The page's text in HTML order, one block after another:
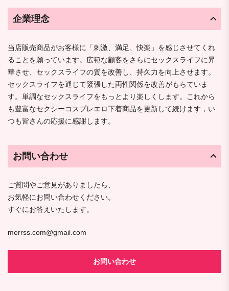
企業理念
当店販売商品がお客様に「刺激、満足、快楽」を感じさせてくれ
ることを願っています。広範な顧客をさらにセックスライフに昇
華させ、セックスライフの質を改善し、持久力を向上させます。
セックスライフを通じて緊張した両性関係を改善がもらていま
す。単調なセックスライフをもっとより楽しくします。これから
も豊富なセクシーコスプレエロ下着商品を更新して続けます，い
つも皆さんの応援に感謝します。
お問い合わせ
ご質問やご意見がありましたら、
お気軽にお問い合わせください。
すぐにお答えいたします。
merrss.com@gmail.com
お問い合わせ